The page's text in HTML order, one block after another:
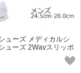
ューズ メディカルシ
ューズ 2Wayスリッポ